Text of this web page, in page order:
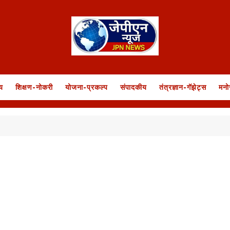
शिक्षण-नोकरी योजना-प्रकल्प संपादकीय तंत्रज्ञान-गॅझेट्स